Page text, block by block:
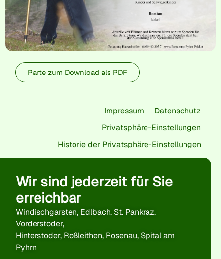
Parte zum Download als PDF
Impressum
Datenschutz
Privatsphäre-Einstellungen
Historie der Privatsphäre-Einstellungen
Wir sind jederzeit für Sie
erreichbar
Windischgarsten, Edlbach, St. Pankraz,
Vorderstoder,
Hinterstoder, Roßleithen, Rosenau, Spital am
Pyhrn